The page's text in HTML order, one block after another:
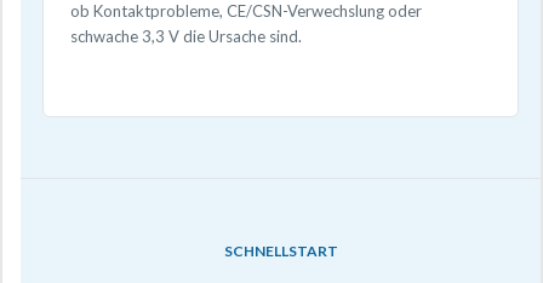
ob Kontaktprobleme, CE/CSN-Verwechslung oder
schwache 3,3 V die Ursache sind.
SCHNELLSTART